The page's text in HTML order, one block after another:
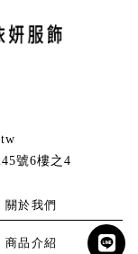
號6樓之4
關於我們
商品介紹